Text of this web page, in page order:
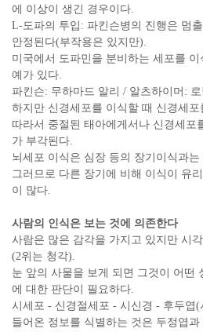
에 이상이 생긴 경우이다.
L-도파의 투입: 파킨슨병의 진행은 멈
안정된다(부작용은 있지만).
미국에서 도파민을 분비하는 세포를
예가 있다.
파킨슨: 무하마드 알리 / 알츠하이머:
하지만 신경세포를 이식할 때 신경세
따라서 중절된 태아에게서나 신경세포
가 부각된다.
뇌세포 이식은 심장 등의 장기이식과
그러므로 다른 장기에 비해 이식이 유
이 많다.
사람의 인식은 보는 것에 의존한다
사람은 많은 감각을 가지고 있지만 시
(2위는 청각).
눈 앞의 사물을 보게 되면 그것이 어떤
에 대한 판단이 필요하다.
시세포 - 신경절세포 - 시신경 - 후두엽(
들어온 정보를 식별하는 것은 두정엽